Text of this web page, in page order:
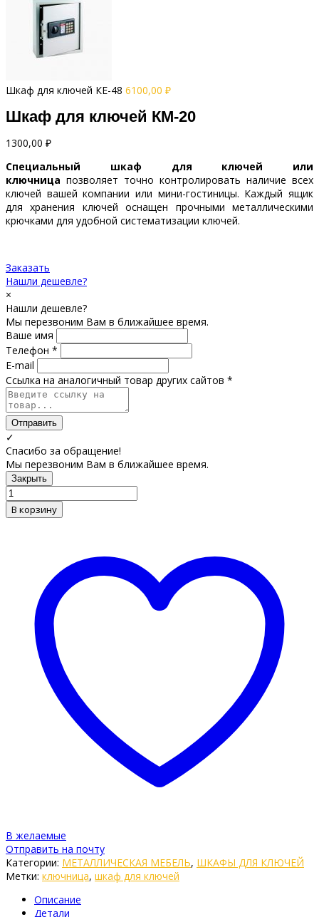
Шкаф для ключей КE-48 6100,00 ₽
Шкаф для ключей КМ-20
1300,00 ₽
Специальный шкаф для ключей или
ключница позволяет точно контролировать наличие всех
ключей вашей компании или мини-гостиницы. Каждый ящик
для хранения ключей оснащен прочными металлическими
крючками для удобной систематизации ключей.
Заказать
Нашли дешевле?
×
Нашли дешевле?
Мы перезвоним Вам в ближайшее время.
Ваше имя
Телефон *
E-mail
Ссылка на аналогичный товар других сайтов *
Отправить
✓
Спасибо за обращение!
Мы перезвоним Вам в ближайшее время.
Закрыть
В корзину
В желаемые
Отправить на почту
Категории: МЕТАЛЛИЧЕСКАЯ МЕБЕЛЬ, ШКАФЫ ДЛЯ КЛЮЧЕЙ
Метки: ключница, шкаф для ключей
Описание
Детали